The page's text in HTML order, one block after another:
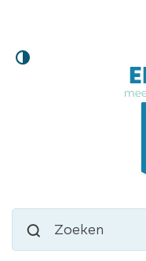
Hoog
Lokaal
kunnenZoeken